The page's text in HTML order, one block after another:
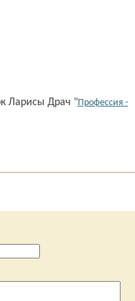
Ларисы Драч "Профессия -